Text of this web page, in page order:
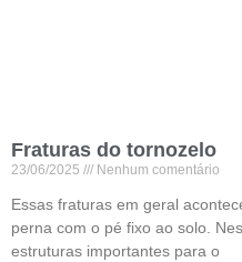
Fraturas do tornozelo
23/06/2025 Nenhum comentário
Essas fraturas em geral
perna com o pé fixo ao solo.
estruturas importantes para o